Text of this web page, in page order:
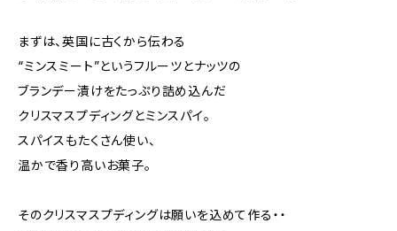
まずは、英国に古くから伝わる
“ミンスミート”というフルーツとナッツの
ブランデー漬けをたっぷり詰め込んだ
クリスマスプディングとミンスパイ。
スパイスもたくさん使い、
温かで香り高いお菓子。
そのクリスマスプディングは願いを込めて作る・・